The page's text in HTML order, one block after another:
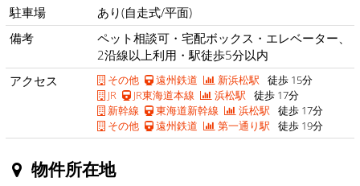
駐車場
あり(自走式/平面)
備考
ペット相談可・宅配ボックス・エレベーター、
2沿線以上利用・駅徒歩5分以内
アクセス
その他 遠州鉄道 新浜松駅 徒歩 15分
JR
JR東海道本線 浜松駅 徒歩 17分
新幹線
東海道新幹線 浜松駅 徒歩 17分
その他
遠州鉄道 第一通り駅 徒歩 19分
物件所在地